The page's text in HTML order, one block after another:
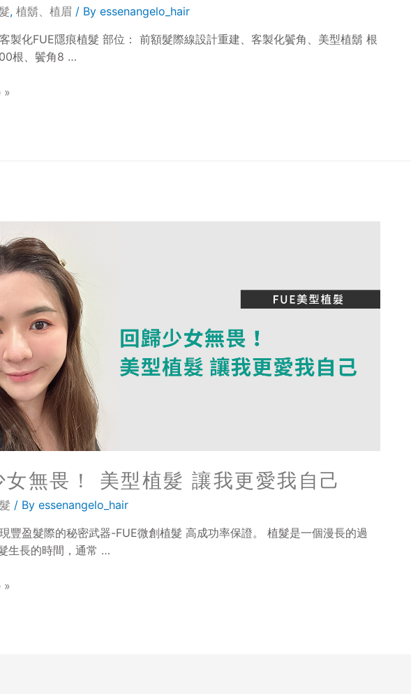
, 植鬍、植眉 / By essenangelo_hair
製化FUE隱痕植髮 部位： 前額髮際線設計重建、客製化鬢角、美型植鬍 根
根、鬢角8 …
»
女無畏！ 美型植髮 讓我更愛我自己
/ By essenangelo_hair
現豐盈髮際的秘密武器-FUE微創植髮 高成功率保證。 植髮是一個漫長的過
生長的時間，通常 …
»